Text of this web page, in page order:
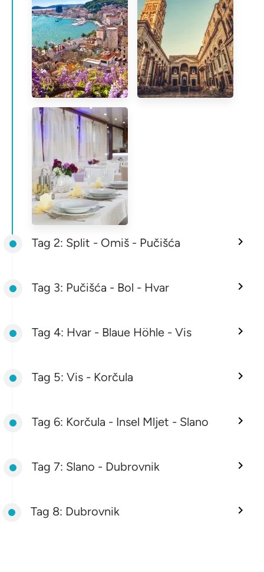
Tag 2: Split - Omiš - Pučišća
Tag 3: Pučišća - Bol - Hvar
Tag 4: Hvar - Blaue Höhle - Vis
Tag 5: Vis - Korčula
Tag 6: Korčula - Insel Mljet - Slano
Tag 7: Slano - Dubrovnik
Tag 8: Dubrovnik